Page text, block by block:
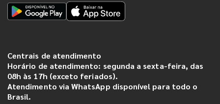
Centrais de atendimento
Horário de atendimento: segunda a sexta-feira, das
08h às 17h (exceto feriados).
Atendimento via WhatsApp disponível para todo o
Brasil.